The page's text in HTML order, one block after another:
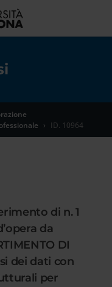
ID. 10964
di n. 1
da
DI
dei dati con
per